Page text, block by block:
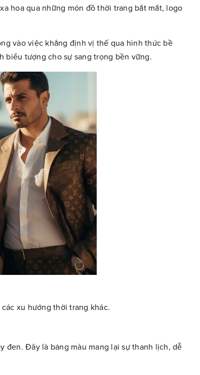
hoa qua những món đồ thời trang bắt mắt, logo
vào việc khẳng định vị thế qua hình thức bề
biểu tượng cho sự sang trọng bền vững.
xu hướng thời trang khác.
đen. Đây là bảng màu mang lại sự thanh lịch, dễ